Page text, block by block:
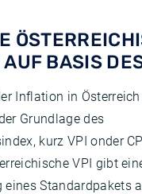
BASIS
Inflation in
Grundlage des
kurz VPI onder
VPI gibt
eines Standardpakets